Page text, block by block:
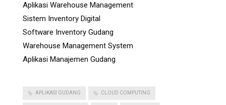
Aplikasi Warehouse Management
Sistem Inventory Digital
Software Inventory Gudang
Warehouse Management System
Aplikasi Manajemen Gudang
APLIKASI GUDANG CLOUD COMPUTING